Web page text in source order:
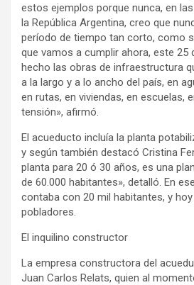
estos ejemplos porque nunca, en
la República Argentina, creo que
período de tiempo tan corto, como
que vamos a cumplir ahora, este 25
hecho las obras de infraestructura
a la largo y a lo ancho del país, en
en rutas, en viviendas, en escuelas,
tensión», afirmó.
El acueducto incluía la planta
y según también destacó Cristina
planta para 20 ó 30 años, es una
de 60.000 habitantes», detalló. En
contaba con 20 mil habitantes, y
pobladores.
El inquilino constructor
La empresa constructora del
Juan Carlos Relats, quien al